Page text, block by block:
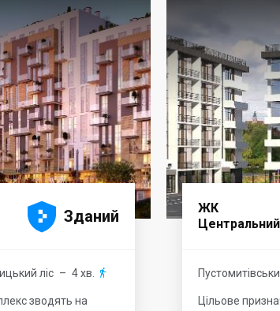




 Зданий
ліс – 4 хв. 
зводять на
ЖК
Центральний
Цільове